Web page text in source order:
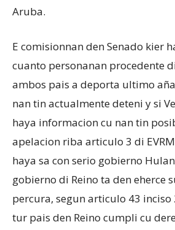
Aruba.
E comisionnan den Senado kier
cuanto personanan procedente
ambos pais a deporta ultimo
nan tin actualmente deteni y si
haya informacion cu nan tin
apelacion riba articulo 3 di
haya sa con serio gobierno
gobierno di Reino ta den eherce
percura, segun articulo 43 inciso
tur pais den Reino cumpli cu